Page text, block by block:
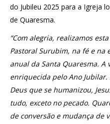
do Jubileu 2025 para a Igreja
de Quaresma.
“Com alegria, realizamos
Pastoral Surubim, na fé e na
anual da Santa Quaresma. A
enriquecida pelo Ano Jubilar.
Deus que se humanizou,
tudo, exceto no pecado.
de conversão e mudança de